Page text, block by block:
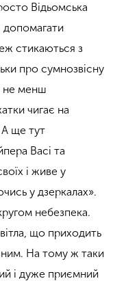
Відьомська
допомагати
стикаються з
про сумнозвісну
не менш
чигає на
А ще тут
Васі та
і живе у
у дзеркалах».
небезпека.
що приходить
На тому ж таки
і дуже приємний